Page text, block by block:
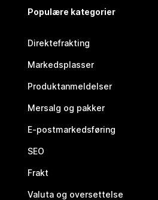
Populære kategorier
Direktefrakting
Markedsplasser
Produktanmeldelser
Mersalg og pakker
E-postmarkedsføring
SEO
Frakt
Valuta og oversettelse